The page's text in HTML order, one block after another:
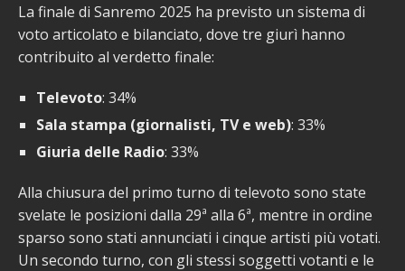
La finale di Sanremo 2025 ha previsto un sistema di
voto articolato e bilanciato, dove tre giurì hanno
contribuito al verdetto finale:
Televoto: 34%
Sala stampa (giornalisti, TV e web): 33%
Giuria delle Radio: 33%
Alla chiusura del primo turno di televoto sono state
svelate le posizioni dalla 29ª alla 6ª, mentre in ordine
sparso sono stati annunciati i cinque artisti più votati.
Un secondo turno, con gli stessi soggetti votanti e le